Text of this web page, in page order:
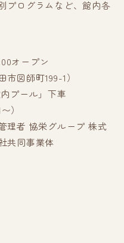
プログラムなど、館内各
オープン
市図師町199-1）
プール」下車
）
理者 協栄グループ 株式
共同事業体